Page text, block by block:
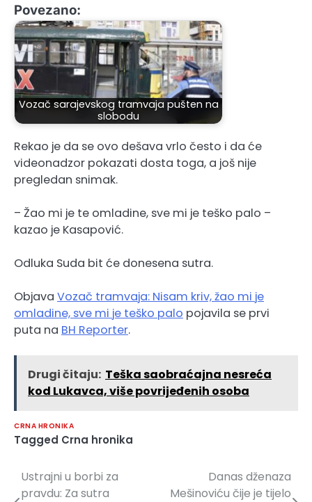
Povezano:
Vozač sarajevskog tramvaja pušten na
slobodu
Rekao je da se ovo dešava vrlo često i da će
videonadzor pokazati dosta toga, a još nije
pregledan snimak.
– Žao mi je te omladine, sve mi je teško palo –
kazao je Kasapović.
Odluka Suda bit će donesena sutra.
Objava Vozač tramvaja: Nisam kriv, žao mi je
omladine, sve mi je teško palo pojavila se prvi
puta na BH Reporter.
Drugi čitaju: Teška saobraćajna nesreća
kod Lukavca, više povrijeđenih osoba
CRNA HRONIKA
Tagged Crna hronika
Navigacija
Ustrajni u borbi za
pravdu: Za sutra
Danas dženaza
Mešinoviću čije je tijelo